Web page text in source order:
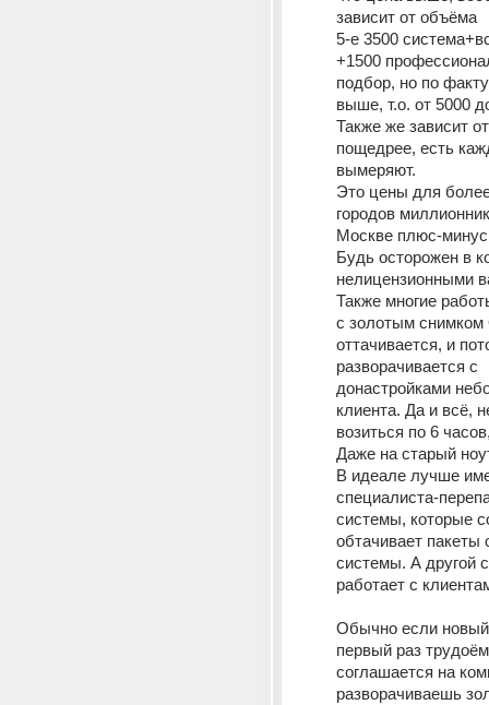
зависит от объёма
5-е 3500
+1500
подбор, но по
выше, т.о. от 5000
Также же зависит
пощедрее, есть
вымеряют.
Это цены для
городов
Москве плюс-
Будь осторожен в
нелицензионными
Также многие
с золотым снимком
оттачивается, и
разворачивается с
донастройками
клиента. Да и всё,
возиться по 6
Даже на старый
В идеале лучше
специалиста-
системы, которые
обтачивает пакеты
системы. А другой
работает с
Обычно если новый
первый раз
соглашается на
разворачиваешь